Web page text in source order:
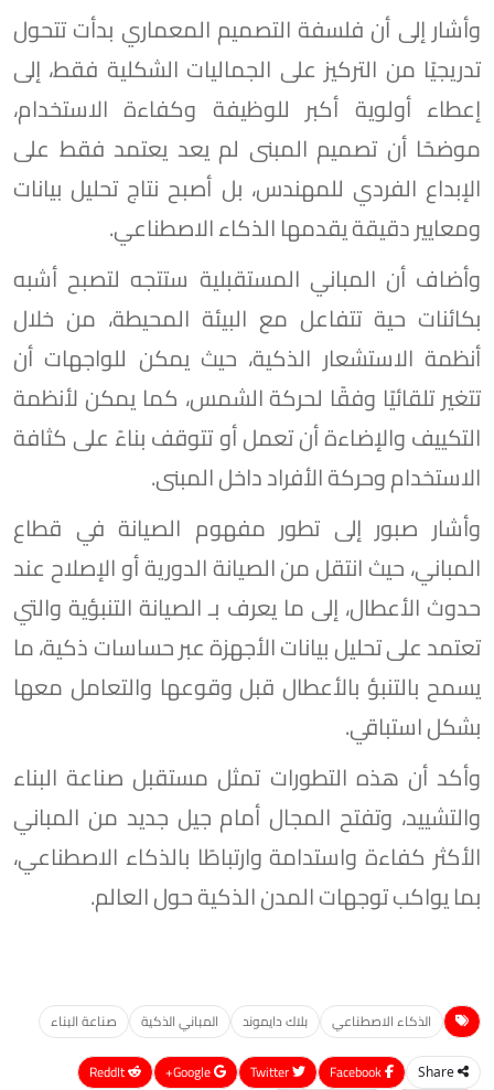
وأشار إلى أن فلسفة التصميم المعماري بدأت تتحول
تدريجيًا من التركيز على الجماليات الشكلية فقط، إلى
إعطاء أولوية أكبر للوظيفة وكفاءة الاستخدام،
موضحًا أن تصميم المبنى لم يعد يعتمد فقط على
الإبداع الفردي للمهندس، بل أصبح نتاج تحليل بيانات
ومعايير دقيقة يقدمها الذكاء الاصطناعي.
وأضاف أن المباني المستقبلية ستتجه لتصبح أشبه
بكائنات حية تتفاعل مع البيئة المحيطة، من خلال
أنظمة الاستشعار الذكية، حيث يمكن للواجهات أن
تتغير تلقائيًا وفقًا لحركة الشمس، كما يمكن لأنظمة
التكييف والإضاءة أن تعمل أو تتوقف بناءً على كثافة
الاستخدام وحركة الأفراد داخل المبنى.
وأشار صبور إلى تطور مفهوم الصيانة في قطاع
المباني، حيث انتقل من الصيانة الدورية أو الإصلاح عند
حدوث الأعطال، إلى ما يعرف بـ الصيانة التنبؤية والتي
تعتمد على تحليل بيانات الأجهزة عبر حساسات ذكية، ما
يسمح بالتنبؤ بالأعطال قبل وقوعها والتعامل معها
بشكل استباقي.
وأكد أن هذه التطورات تمثل مستقبل صناعة البناء
والتشييد، وتفتح المجال أمام جيل جديد من المباني
الأكثر كفاءة واستدامة وارتباطًا بالذكاء الاصطناعي،
بما يواكب توجهات المدن الذكية حول العالم.
الذكاء الاصطناعي بلاك دايموند المباني الذكية صناعة البناء
Share
Google+
ReddIt